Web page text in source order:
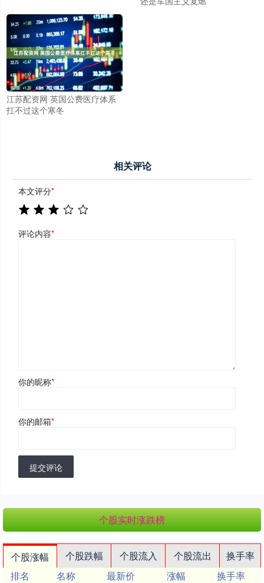
江苏配资网 英国公费医疗体系
扛不过这个寒冬
相关评论
本文评分*
评论内容*
你的昵称*
你的邮箱*
提交评论
个股实时涨跌榜
个股涨幅 个股跌幅 个股流入 个股流出
换手率
排名
名称 最新价 涨幅
换手率